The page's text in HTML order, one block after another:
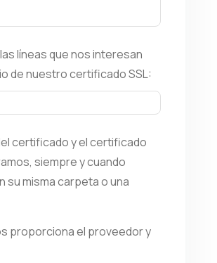
líneas que nos interesan
de nuestro certificado SSL:
certificado y el certificado
siempre y cuando
su misma carpeta o una
proporciona el proveedor y